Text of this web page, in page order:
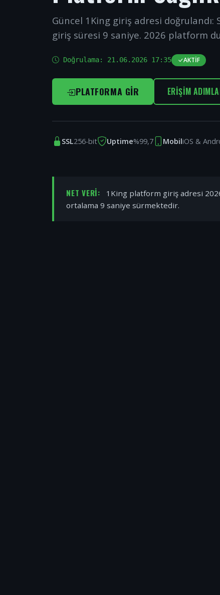
Güncel 1King giriş adresi doğrulandı:
giriş süresi 9 saniye. 2026 platform
Doğrulama: 21.06.2026 17:35 AKTIF
PLATFORMA GIR ERIŞIM
SSL256-bit Uptime%99,7 MobiliOS &
NET VERI:
1King platform giriş adresi
ortalama 9 saniye sürmektedir.